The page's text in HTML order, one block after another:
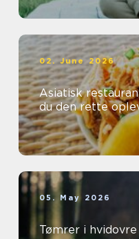
02. June 2026
Asiatisk restaurant
du den rette
05. May 2026
Tømrer i hvidovre sådan vælger du den